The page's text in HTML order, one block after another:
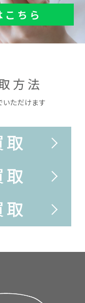
ちら
方法
いただけます